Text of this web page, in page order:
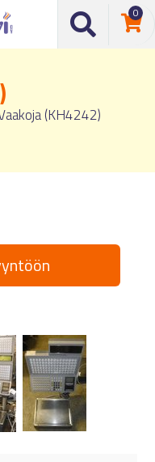
0
(KH4242)